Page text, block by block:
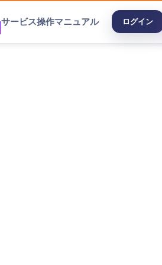
サービス操作マニュアル ログイン